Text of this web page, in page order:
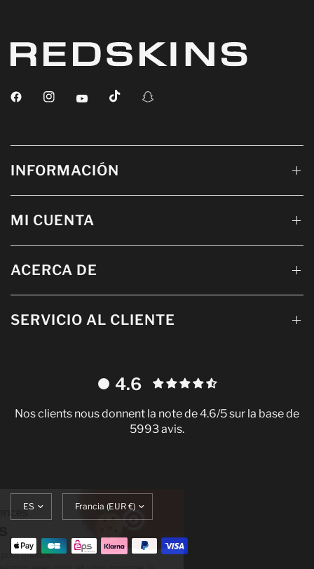
INFORMACIÓN
MI CUENTA
ACERCA DE
SERVICIO AL CLIENTE
4.6
Nos clients nous donnent la note de 4.6/5 sur la base de
5993 avis.
Continuer sans accepter
Gestion de vos préférences
On utilise quelques services pour mesurer